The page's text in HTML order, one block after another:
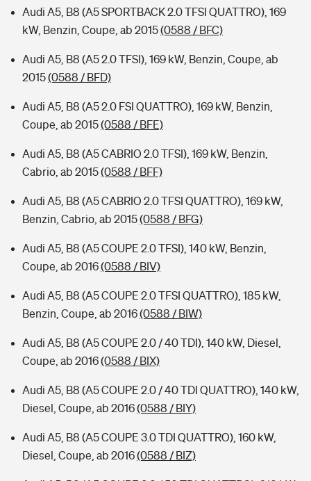
Audi A5, B8 (A5 SPORTBACK 2.0 TFSI QUATTRO), 169
kW, Benzin, Coupe, ab 2015(0588 / BFC)
Audi A5, B8 (A5 2.0 TFSI), 169 kW, Benzin, Coupe, ab
2015(0588 / BFD)
Audi A5, B8 (A5 2.0 FSI QUATTRO), 169 kW, Benzin,
Coupe, ab 2015(0588 / BFE)
Audi A5, B8 (A5 CABRIO 2.0 TFSI), 169 kW, Benzin,
Cabrio, ab 2015(0588 / BFF)
Audi A5, B8 (A5 CABRIO 2.0 TFSI QUATTRO), 169 kW,
Benzin, Cabrio, ab 2015(0588 / BFG)
Audi A5, B8 (A5 COUPE 2.0 TFSI), 140 kW, Benzin,
Coupe, ab 2016(0588 / BIV)
Audi A5, B8 (A5 COUPE 2.0 TFSI QUATTRO), 185 kW,
Benzin, Coupe, ab 2016(0588 / BIW)
Audi A5, B8 (A5 COUPE 2.0 / 40 TDI), 140 kW, Diesel,
Coupe, ab 2016(0588 / BIX)
Audi A5, B8 (A5 COUPE 2.0 / 40 TDI QUATTRO), 140 kW,
Diesel, Coupe, ab 2016(0588 / BIY)
Audi A5, B8 (A5 COUPE 3.0 TDI QUATTRO), 160 kW,
Diesel, Coupe, ab 2016(0588 / BIZ)